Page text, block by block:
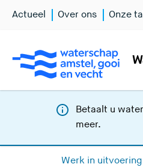
Actueel Over ons Onze
Betaalt u
meer.
Werk in uitvoering